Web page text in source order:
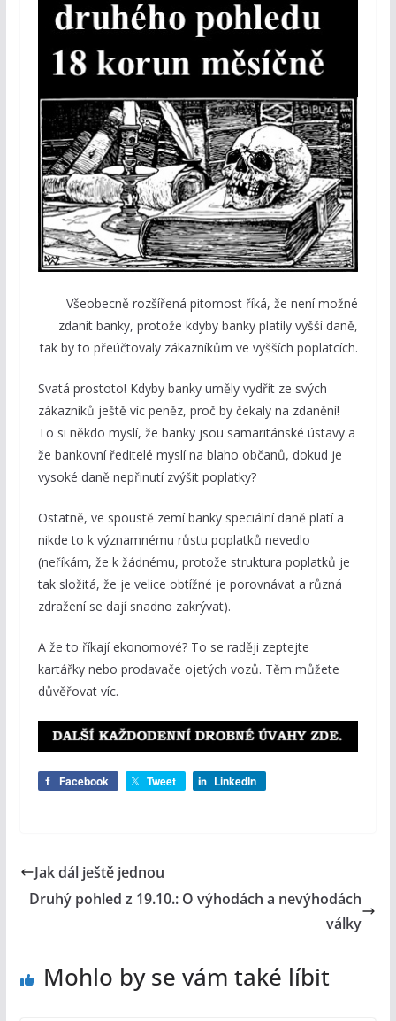
Všeobecně rozšířená pitomost říká, že není možné
zdanit banky, protože kdyby banky platily vyšší daně,
tak by to přeúčtovaly zákazníkům ve vyšších poplatcích.
Svatá prostoto! Kdyby banky uměly vydřít ze svých
zákazníků ještě víc peněz, proč by čekaly na zdanění!
To si někdo myslí, že banky jsou samaritánské ústavy a
že bankovní ředitelé myslí na blaho občanů, dokud je
vysoké daně nepřinutí zvýšit poplatky?
Ostatně, ve spoustě zemí banky speciální daně platí a
nikde to k významnému růstu poplatků nevedlo
(neříkám, že k žádnému, protože struktura poplatků je
tak složitá, že je velice obtížné je porovnávat a různá
zdražení se dají snadno zakrývat).
A že to říkají ekonomové? To se raději zeptejte
kartářky nebo prodavače ojetých vozů. Těm můžete
důvěřovat víc.
Facebook Tweet LinkedIn
Jak dál ještě jednou
Druhý pohled z 19.10.: O výhodách a nevýhodách
války
Mohlo by se vám také líbit